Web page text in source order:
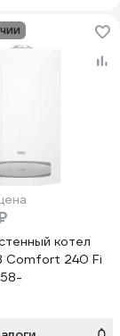
котел
Comfort 240 Fi